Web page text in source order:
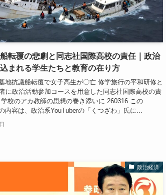
転覆の悲劇と同志社国際高校の責任｜政治
まれる学生たちと教育の在り方
地抗議船転覆で女子高生が〇亡 修学旅行の平和研修と
に政治活動参加コースを用意した同志社国際高校の責
校のアカ教師の思想の巻き添いに 260316 この
内容は、政治系YouTuberの「くつざわ」氏に...
政治経済